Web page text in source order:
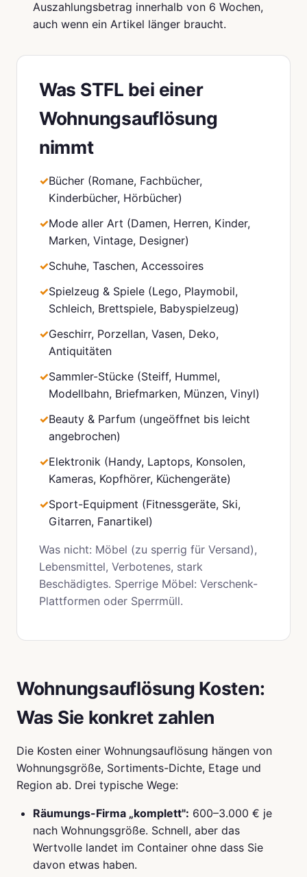
Auszahlungsbetrag innerhalb von 6 Wochen,
auch wenn ein Artikel länger braucht.
Was STFL bei einer
Wohnungsauflösung
nimmt
Bücher (Romane, Fachbücher,
Kinderbücher, Hörbücher)
Mode aller Art (Damen, Herren, Kinder,
Marken, Vintage, Designer)
Schuhe, Taschen, Accessoires
Spielzeug & Spiele (Lego, Playmobil,
Schleich, Brettspiele, Babyspielzeug)
Geschirr, Porzellan, Vasen, Deko,
Antiquitäten
Sammler-Stücke (Steiff, Hummel,
Modellbahn, Briefmarken, Münzen, Vinyl)
Beauty & Parfum (ungeöffnet bis leicht
angebrochen)
Elektronik (Handy, Laptops, Konsolen,
Kameras, Kopfhörer, Küchengeräte)
Sport-Equipment (Fitnessgeräte, Ski,
Gitarren, Fanartikel)
Was nicht: Möbel (zu sperrig für Versand),
Lebensmittel, Verbotenes, stark
Beschädigtes. Sperrige Möbel: Verschenk-
Plattformen oder Sperrmüll.
Wohnungsauflösung Kosten:
Was Sie konkret zahlen
Die Kosten einer Wohnungsauflösung hängen von
Wohnungsgröße, Sortiments-Dichte, Etage und
Region ab. Drei typische Wege:
Räumungs-Firma „komplett": 600–3.000 € je
nach Wohnungsgröße. Schnell, aber das
Wertvolle landet im Container ohne dass Sie
davon etwas haben.